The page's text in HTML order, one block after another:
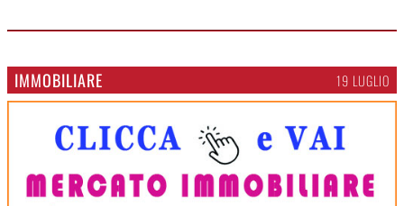
IMMOBILIARE 19 LUGLIO